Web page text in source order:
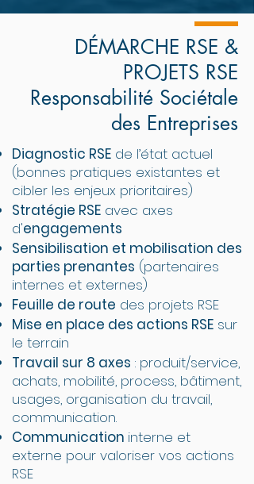
DÉMARCHE RSE &
PROJETS RSE
Responsabilité Sociétale
des Entreprises
Diagnostic RSE de l’état actuel
(bonnes pratiques existantes et
cibler les enjeux prioritaires)
Stratégie RSE avec axes
d'engagements
Sensibilisation et mobilisation des
parties prenantes (partenaires
internes et externes)
Feuille de route des projets RSE
Mise en place des actions RSE sur
le terrain
Travail sur 8 axes : produit/service,
achats, mobilité, process, bâtiment,
usages, organisation du travail,
communication.
Communication interne et
externe pour valoriser vos actions
RSE